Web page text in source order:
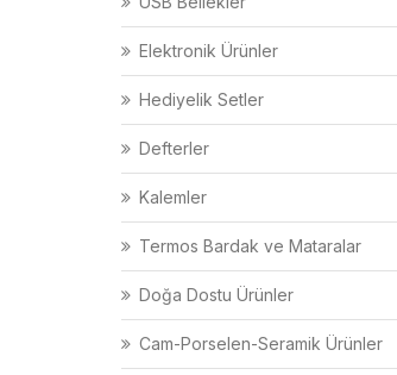
Elektronik Ürünler
Hediyelik Setler
Defterler
Kalemler
Termos Bardak ve Mataralar
Doğa Dostu Ürünler
Cam-Porselen-Seramik Ürünler